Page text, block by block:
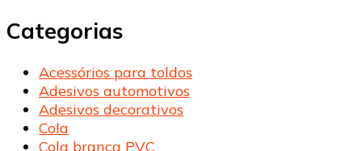
Categorias
Acessórios para toldos
Adesivos automotivos
Adesivos decorativos
Cola
Cola branca PVC